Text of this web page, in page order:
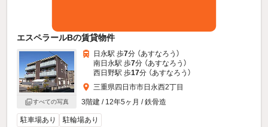
エスペラールBの賃貸物件
すべての写真
日永駅 歩7分 （あすなろう）
南日永駅 歩7分 （あすなろう）
西日野駅 歩17分 （あすなろう）
三重県四日市市日永西2丁目
3階建 / 12年5ヶ月 / 鉄骨造
駐車場あり 駐輪場あり